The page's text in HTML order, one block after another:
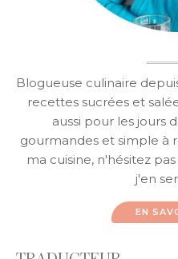
Blogueuse culinaire
recettes sucrées et
aussi pour les jours
gourmandes et simple à
ma cuisine, n'hésitez
j'en
EN